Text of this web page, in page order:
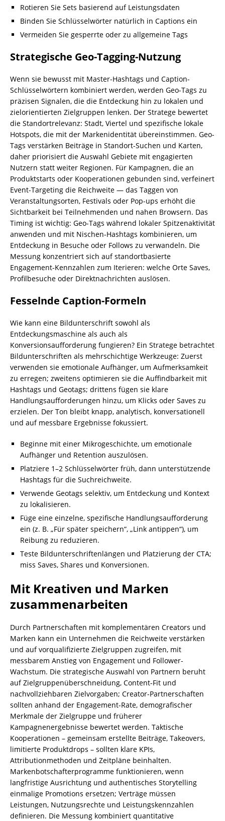
Rotieren Sie Sets basierend auf Leistungsdaten
Binden Sie Schlüsselwörter natürlich in Captions ein
Vermeiden Sie gesperrte oder zu allgemeine Tags
Strategische Geo-Tagging-Nutzung
Wenn sie bewusst mit Master-Hashtags und Caption-
Schlüsselwörtern kombiniert werden, werden Geo-Tags zu
präzisen Signalen, die die Entdeckung hin zu lokalen und
zielorientierten Zielgruppen lenken. Der Stratege bewertet
die Standortrelevanz: Stadt, Viertel und spezifische lokale
Hotspots, die mit der Markenidentität übereinstimmen. Geo-
Tags verstärken Beiträge in Standort-Suchen und Karten,
daher priorisiert die Auswahl Gebiete mit engagierten
Nutzern statt weiter Regionen. Für Kampagnen, die an
Produktstarts oder Kooperationen gebunden sind, verfeinert
Event-Targeting die Reichweite — das Taggen von
Veranstaltungsorten, Festivals oder Pop-ups erhöht die
Sichtbarkeit bei Teilnehmenden und nahen Browsern. Das
Timing ist wichtig: Geo-Tags während lokaler Spitzenaktivität
anwenden und mit Nischen-Hashtags kombinieren, um
Entdeckung in Besuche oder Follows zu verwandeln. Die
Messung konzentriert sich auf standortbasierte
Engagement-Kennzahlen zum Iterieren: welche Orte Saves,
Profilbesuche oder Direktnachrichten auslösen.
Fesselnde Caption-Formeln
Wie kann eine Bildunterschrift sowohl als
Entdeckungsmaschine als auch als
Konversionsaufforderung fungieren? Ein Stratege betrachtet
Bildunterschriften als mehrschichtige Werkzeuge: Zuerst
verwenden sie emotionale Aufhänger, um Aufmerksamkeit
zu erregen; zweitens optimieren sie die Auffindbarkeit mit
Hashtags und Geotags; drittens fügen sie klare
Handlungsaufforderungen hinzu, um Klicks oder Saves zu
erzielen. Der Ton bleibt knapp, analytisch, konversationell
und auf messbare Ergebnisse fokussiert.
Beginne mit einer Mikrogeschichte, um emotionale
Aufhänger und Retention auszulösen.
Platziere 1–2 Schlüsselwörter früh, dann unterstützende
Hashtags für die Suchreichweite.
Verwende Geotags selektiv, um Entdeckung und Kontext
zu lokalisieren.
Füge eine einzelne, spezifische Handlungsaufforderung
ein (z. B. „Für später speichern“, „Link antippen“), um
Reibung zu reduzieren.
Teste Bildunterschriftenlängen und Platzierung der CTA;
miss Saves, Shares und Konversionen.
Mit Kreativen und Marken
zusammenarbeiten
Durch Partnerschaften mit komplementären Creators und
Marken kann ein Unternehmen die Reichweite verstärken
und auf vorqualifizierte Zielgruppen zugreifen, mit
messbarem Anstieg von Engagement und Follower-
Wachstum. Die strategische Auswahl von Partnern beruht
auf Zielgruppenüberschneidung, Content-Fit und
nachvollziehbaren Zielvorgaben; Creator-Partnerschaften
sollten anhand der Engagement-Rate, demografischer
Merkmale der Zielgruppe und früherer
Kampagnenergebnisse bewertet werden. Taktische
Kooperationen – gemeinsam erstellte Beiträge, Takeovers,
limitierte Produktdrops – sollten klare KPIs,
Attributionmethoden und Zeitpläne beinhalten.
Markenbotschafterprogramme funktionieren, wenn
langfristige Ausrichtung und authentisches Storytelling
einmalige Promotions ersetzen; Verträge müssen
Leistungen, Nutzungsrechte und Leistungskennzahlen
definieren. Die Messung kombiniert quantitative